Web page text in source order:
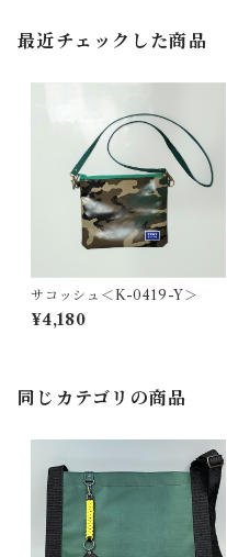
最近チェックした商品
サコッシュ＜K-0419-Y＞
¥4,180
同じカテゴリの商品